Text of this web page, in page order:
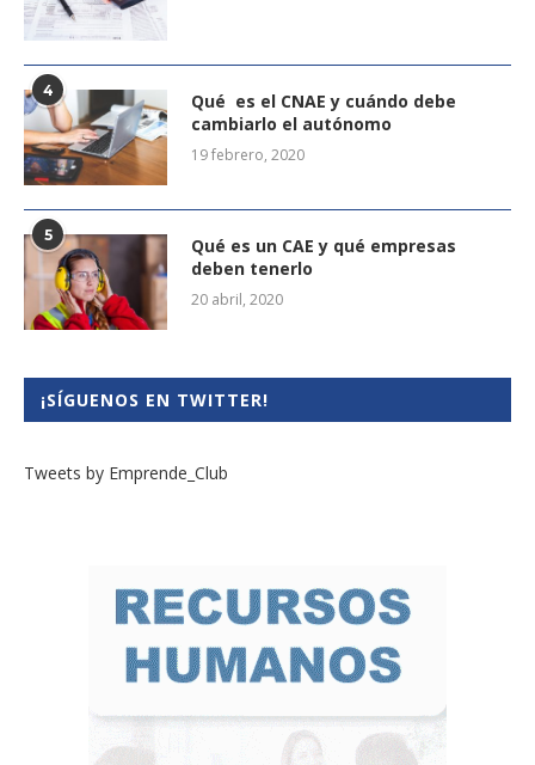
4
Qué es el CNAE y cuándo debe
cambiarlo el autónomo
19 febrero, 2020
5
Qué es un CAE y qué empresas
deben tenerlo
20 abril, 2020
¡SÍGUENOS EN TWITTER!
Tweets by Emprende_Club